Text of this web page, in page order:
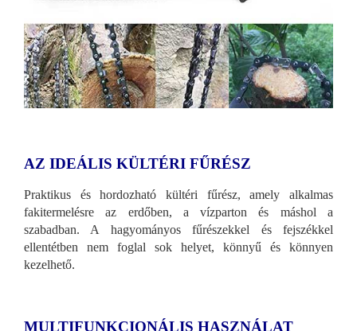
AZ IDEÁLIS KÜLTÉRI FŰRÉSZ
Praktikus és hordozható kültéri fűrész, amely alkalmas
fakitermelésre az erdőben, a vízparton és máshol a
szabadban. A hagyományos fűrészekkel és fejszékkel
ellentétben nem foglal sok helyet, könnyű és könnyen
kezelhető.
MULTIFUNKCIONÁLIS HASZNÁLAT